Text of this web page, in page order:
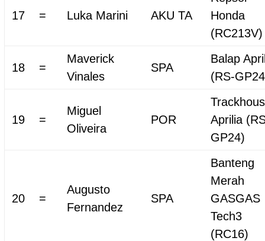
17 = Luka Marini AKU TA
Honda
(RC213V)
18 =
Maverick
Vinales
SPA
Balap
(RS-
19 =
Miguel
Oliveira
POR
Aprilia
GP24)
20 =
Augusto
Fernandez
SPA
Banteng
Merah
GASGAS
Tech3
(RC16)